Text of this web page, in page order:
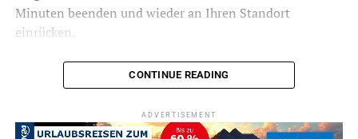
Minuten beenden und wieder an Ihren Standort
einrücken.
CONTINUE READING
ADVERTISEMENT